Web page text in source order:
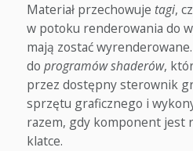
Materiał przechowuje tagi,
w potoku renderowania do
mają zostać
do programów shaderów,
przez dostępny sterownik
sprzętu graficznego i
razem, gdy komponent jest
klatce.